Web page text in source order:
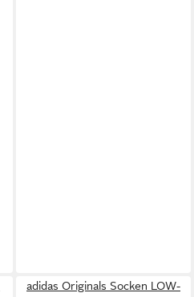
adidas Originals Socken LOW-